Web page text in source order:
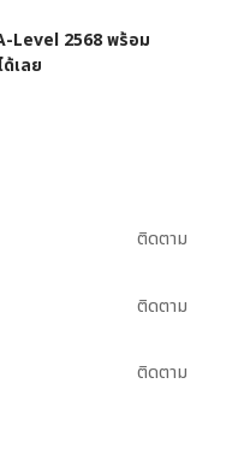
Level 2568 พร้อม
เลย
ติดตาม
ติดตาม
ติดตาม